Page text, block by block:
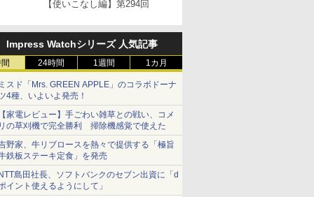
【使いこなし編】第294回
Impress Watchシリーズ 人気記事
24時間 1週間 1カ月
スド「Mrs. GREEN APPLE」のコラボドーナ
4種、いよいよ発売！
家電レビュー】手ごわい雑草との戦い、コメ
の草刈機で完全勝利 掃除機感覚で使えた
野家、牛リブロースを熱々で提供する「極旨
鉄板ステーキ定食」を発売
島田社長、ソフトバンクのセブン出資に「d
イント使えるようにして」